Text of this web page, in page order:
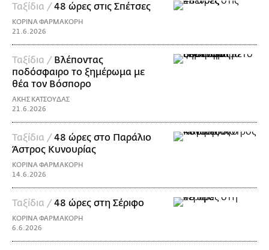
Ταξίδια /48 ώρες στις Σπέτσες
ΚΟΡΙΝΑ ΦΑΡΜΑΚΟΡΗ
21.6.2026
Ταξίδια / Βλέποντας
ποδόσφαιρο το ξημέρωμα με
θέα τον Βόσπορο
ΑΚΗΣ ΚΑΤΣΟΥΔΑΣ
21.6.2026
Ταξίδια /48 ώρες στο Παράλιο
Άστρος Κυνουρίας
ΚΟΡΙΝΑ ΦΑΡΜΑΚΟΡΗ
14.6.2026
Ταξίδια /48 ώρες στη Σέριφο
ΚΟΡΙΝΑ ΦΑΡΜΑΚΟΡΗ
6.6.2026